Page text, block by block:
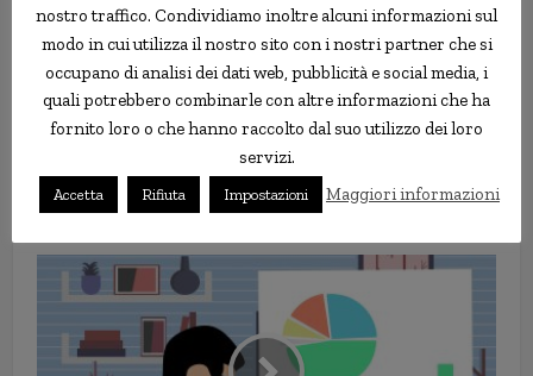
Porta birra economica ad una
nostro traffico. Condividiamo inoltre alcuni informazioni sul
modo in cui utilizza il nostro sito con i nostri partner che si
occupano di analisi dei dati web, pubblicità e social media, i
quali potrebbero combinarle con altre informazioni che ha
fornito loro o che hanno raccolto dal suo utilizzo dei loro
servizi.
Accetta Rifiuta Impostazioni Maggiori informazioni